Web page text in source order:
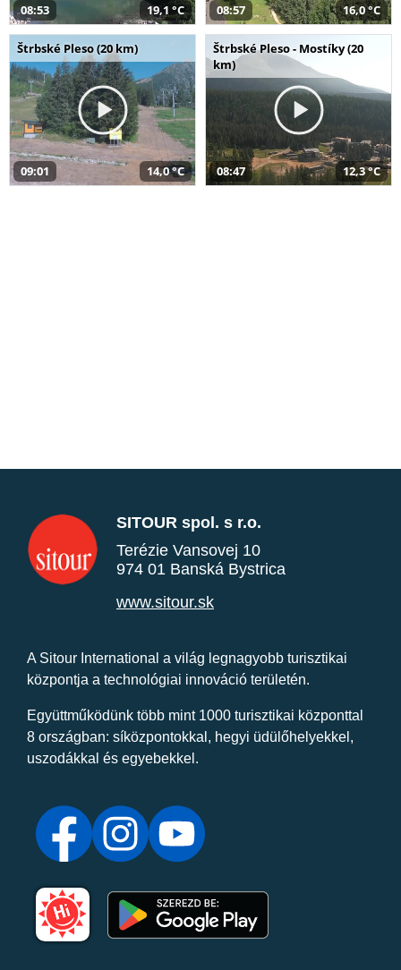
08:53 19,1 °C 08:57 16,0 °C
Štrbské Pleso (20 km)
09:01 14,0 °C
Štrbské Pleso - Mostíky (20
km)
08:47 12,3 °C
SITOUR spol. s r.o.
Terézie Vansovej 10
974 01 Banská Bystrica
www.sitour.sk
A Sitour International a világ legnagyobb turisztikai
központja a technológiai innováció területén.
Együttműködünk több mint 1000 turisztikai központtal
8 országban: síközpontokkal, hegyi üdülőhelyekkel,
uszodákkal és egyebekkel.